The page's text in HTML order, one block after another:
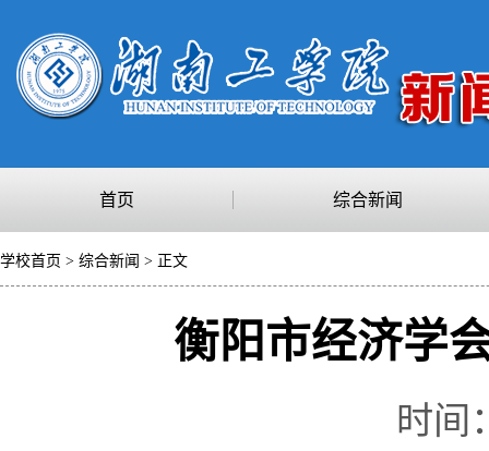
首页 综合新闻
学校首页 > 综合新闻 > 正文
衡阳市经济学
时间